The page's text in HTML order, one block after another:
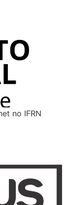
no IFRN